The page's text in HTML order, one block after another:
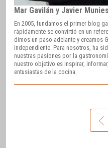
Mar Gavilán y Javier
En 2005, fundamos el primer blog
rápidamente se convirtió en un
dimos un paso adelante y creamos
independiente. Para nosotros, ha
nuestras pasiones por la
nuestro objetivo es inspirar,
entusiastas de la cocina.